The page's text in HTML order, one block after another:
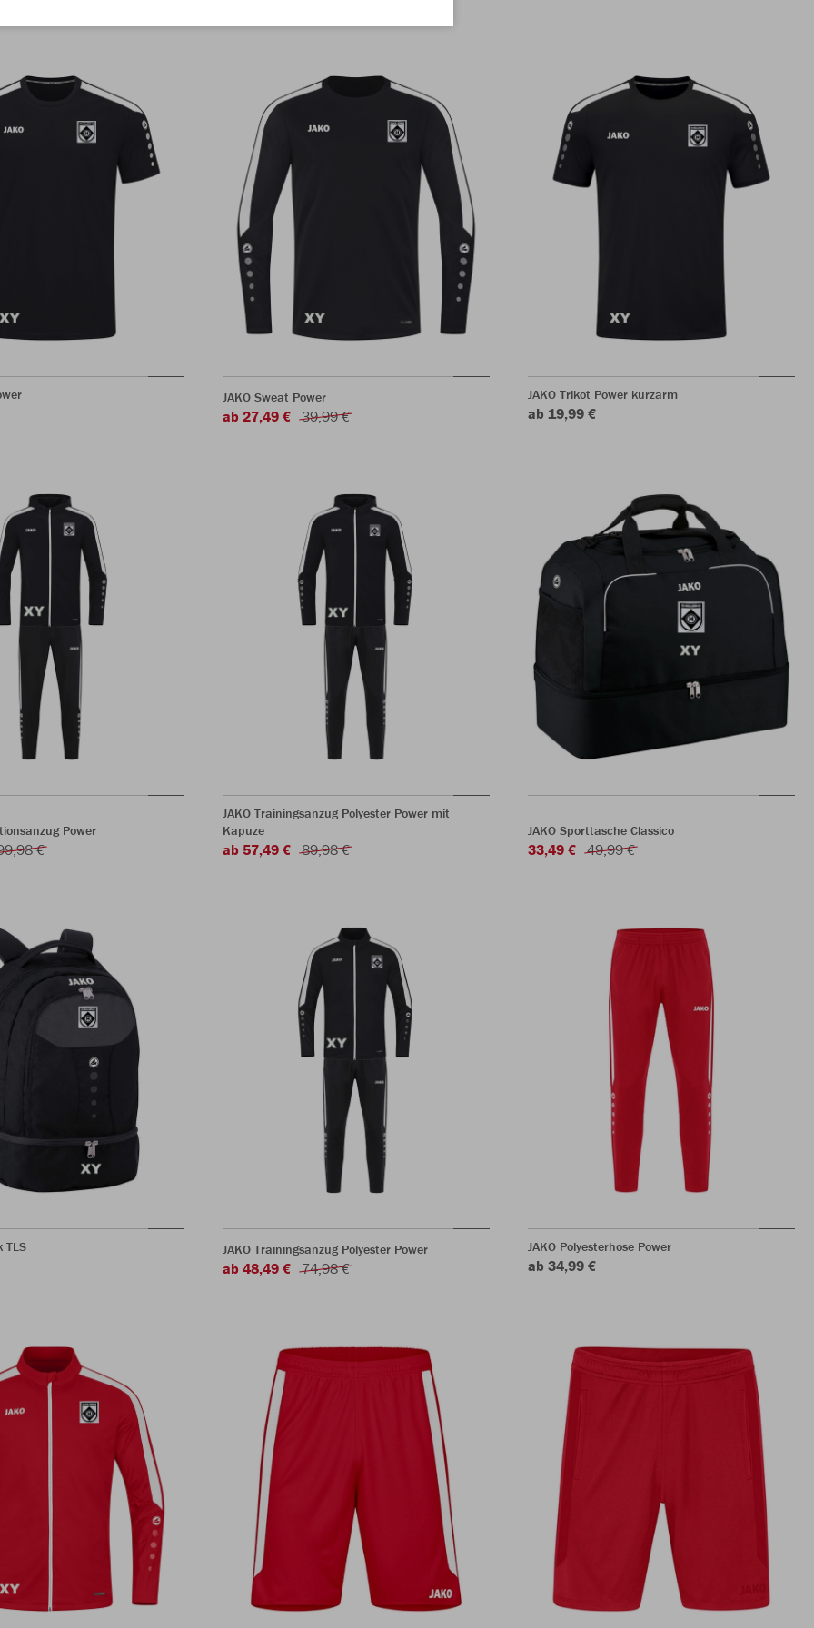
JAKO Sweat Power
ab 27,49 € 39,99 €
JAKO Trikot Power kurzarm
ab 19,99 €
Power
€
JAKO Trainingsanzug Polyester Power mit
Kapuze
ab 57,49 € 89,98 €
JAKO Sporttasche Classico
33,49 € 49,99 €
TLS JAKO Trainingsanzug Polyester Power
ab 48,49 € 74,98 €
JAKO Polyesterhose Power
ab 34,99 €